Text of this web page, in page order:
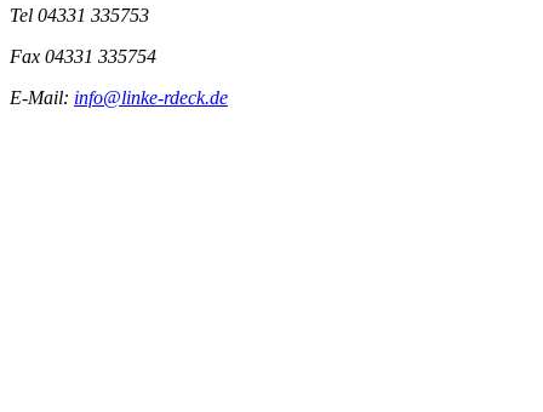
Tel 04331 335753
Fax 04331 335754
E-Mail: info@linke-rdeck.de